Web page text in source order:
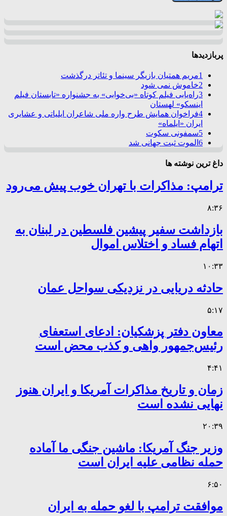
پربازدیدها
1مریم همتیان بازیگر سینما و تئاتر درگذشت
2خاموش نمی شود
3راه‌یابی فیلم کوتاه «بی‌خوابی» به جشنواره «تابستان فیلم
اینسکو» لهستان
4فراخوان همایش طرح واره ملی شاعران ایلیاتی و عشایری
ایران «ایلماه»
5سمفونی سکوت
6 الموت ثبت جهانی شد
داغ ترین نوشته ها
ترامپ: مذاکرات با تهران خوب پیش می‌رود
۸:۳۶
بازداشت سفیر پیشین فلسطین در لبنان به
اتهام فساد و اختلاس اموال
۱۰:۳۳
حادثه دریایی در نزدیکی سواحل عمان
۵:۱۷
معاون دفتر پزشکیان: ادعای استعفای
رئیس‌جمهور واهی و کذب محض است
۴:۴۱
زمان و تاریخ مذاکرات آمریکا و ایران هنوز
نهایی نشده است
۲۰:۳۹
وزیر جنگ آمریکا: ماشین جنگی ما آماده
حمله نظامی علیه ایران است
۶:۵۰
موافقت ترامپ با لغو حمله به ایران